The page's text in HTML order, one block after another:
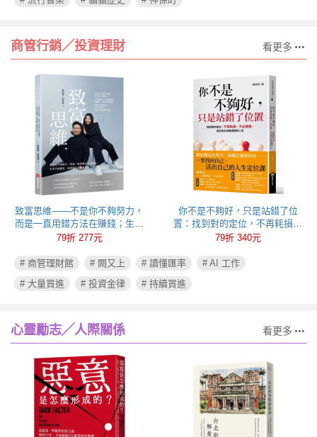
商管行銷╱投資理財 看更多
致富思維——不是你不夠努力，
而是一直用錯方法在賺錢；生命
不能重來，但思維可以重新彩
79折 277元
你不是不夠好，只是站錯了位
置：找到對的定位，不再耗損、
不必硬撐，活出真正自我成就的
79折 340元
# 商管理財館 # 闕又上 # 讀懂匯率
# AI 工作
# 大量買進
# 投資金律 # 持續買進
心靈勵志╱人際關係 看更多